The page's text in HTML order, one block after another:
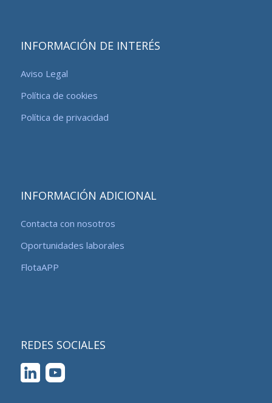
INFORMACIÓN DE INTERÉS
Aviso Legal
Política de cookies
Política de privacidad
INFORMACIÓN ADICIONAL
Contacta con nosotros
Oportunidades laborales
FlotaAPP
REDES SOCIALES